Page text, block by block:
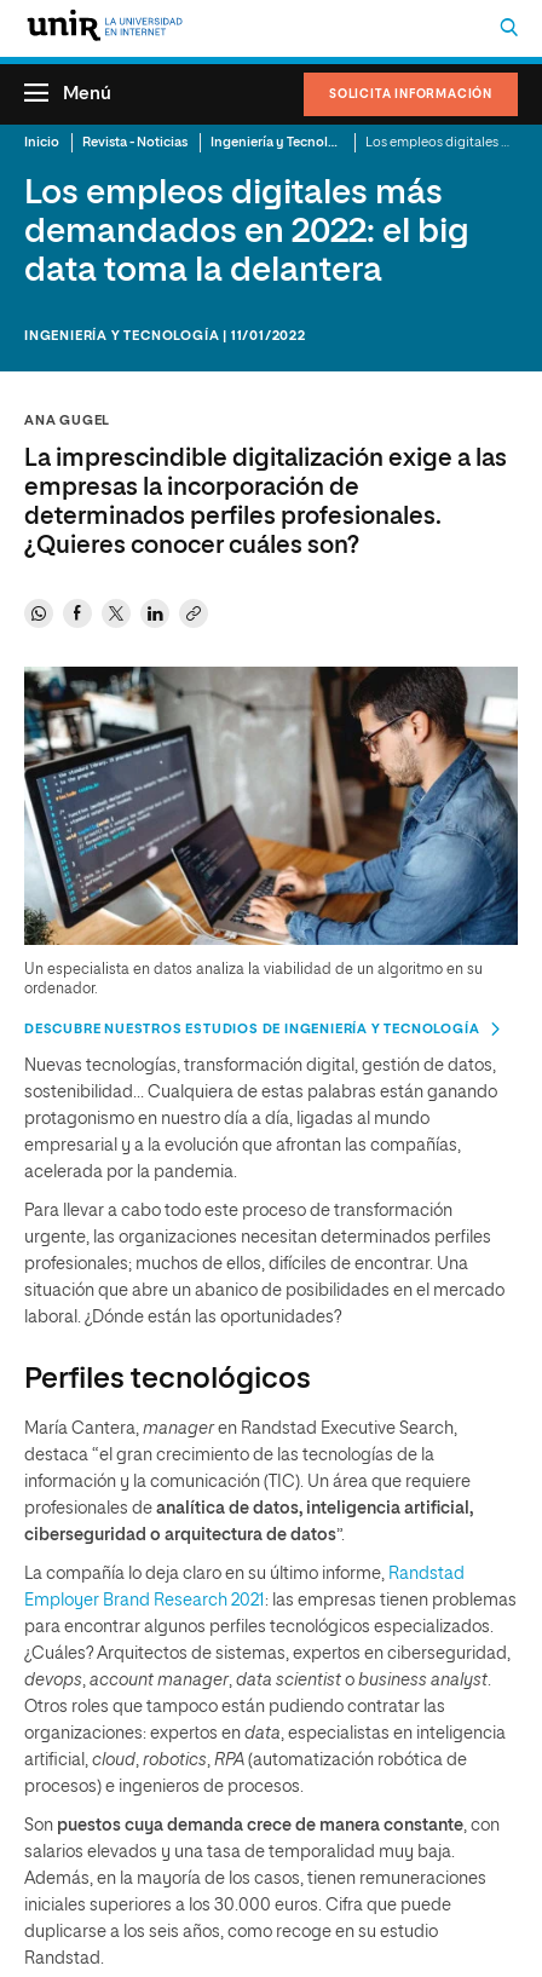
SOLICITA INFORMACIÓN
Menú
Inicio Revista - Noticias Ingeniería y Tecnología
Los empleos digitales más
demandados en 2022: el big
data toma la delantera
INGENIERÍA Y TECNOLOGÍA | 11/01/2022
ANA GUGEL
La imprescindible digitalización exige a las
empresas la incorporación de
determinados perfiles profesionales.
¿Quieres conocer cuáles son?
Un especialista en datos analiza la viabilidad de un algoritmo en su
ordenador.
DESCUBRE NUESTROS ESTUDIOS DE INGENIERÍA Y TECNOLOGÍA
Nuevas tecnologías, transformación digital, gestión de datos,
sostenibilidad… Cualquiera de estas palabras están ganando
protagonismo en nuestro día a día, ligadas al mundo
empresarial y a la evolución que afrontan las compañías,
acelerada por la pandemia.
Para llevar a cabo todo este proceso de transformación
urgente, las organizaciones necesitan determinados perfiles
profesionales; muchos de ellos, difíciles de encontrar. Una
situación que abre un abanico de posibilidades en el mercado
laboral. ¿Dónde están las oportunidades?
Perfiles tecnológicos
María Cantera, manageren Randstad Executive Search,
destaca “el gran crecimiento de las tecnologías de la
información y la comunicación (TIC). Un área que requiere
profesionales de analítica de datos, inteligencia artificial,
ciberseguridad o arquitectura de datos”.
La compañía lo deja claro en su último informe, Randstad
Employer Brand Research 2021 : las empresas tienen problemas
para encontrar algunos perfiles tecnológicos especializados.
¿Cuáles? Arquitectos de sistemas, expertos en ciberseguridad,
devops account manager, data scientist o business analyst
Otros roles que tampoco están pudiendo contratar las
organizaciones: expertos en data , especialistas en inteligencia
artificial, cloud robotics RPA (automatización robótica de
procesos) e ingenieros de procesos.
Son puestos cuya demanda crece de manera constante , con
salarios elevados y una tasa de temporalidad muy baja.
Además, en la mayoría de los casos, tienen remuneraciones
iniciales superiores a los 30.000 euros. Cifra que puede
duplicarse a los seis años, como recoge en su estudio
Randstad.